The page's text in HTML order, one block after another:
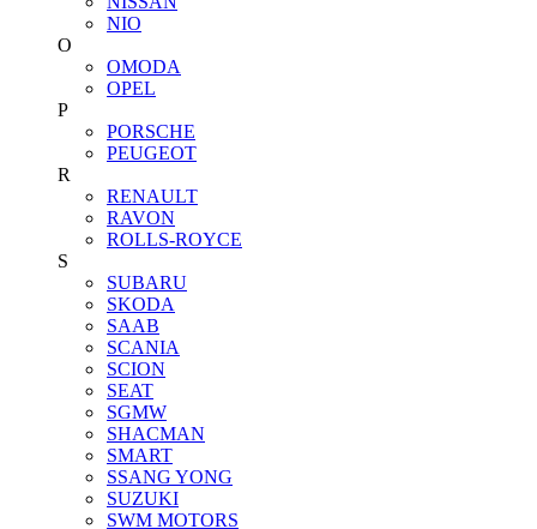
NIO
O
OMODA
OPEL
P
PORSCHE
PEUGEOT
R
RENAULT
RAVON
ROLLS-ROYCE
S
SUBARU
SKODA
SAAB
SCANIA
SCION
SEAT
SGMW
SHACMAN
SMART
SSANG YONG
SUZUKI
SWM MOTORS